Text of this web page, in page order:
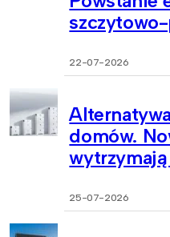
22-07-2026
domów.
25-07-2026